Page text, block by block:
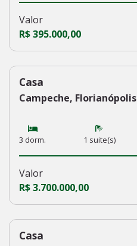
Valor
R$ 395.000,00
232
Casa
Campeche, Florianópolis
3 dorm. 1 suite(s)
Valor
R$ 3.700.000,00
231
Casa